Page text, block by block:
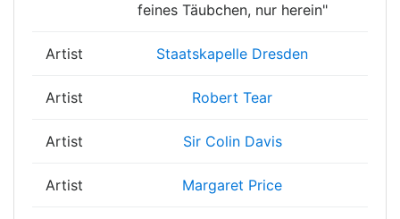
feines Täubchen, nur herein"
Artist Staatskapelle Dresden
Artist Robert Tear
Artist Sir Colin Davis
Artist Margaret Price